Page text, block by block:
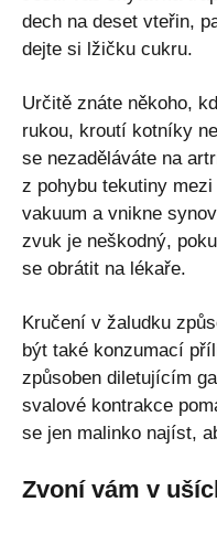
dech na deset vteřin,
dejte si lžičku cukru.
Určitě znáte někoho,
rukou, kroutí kotníky
se nezaděláváte na
z pohybu tekutiny
vakuum a vnikne
zvuk je neškodný,
se obrátit na lékaře.
Kručení v žaludku
být také konzumací
způsoben diletujícím
svalové kontrakce
se jen malinko najíst,
Zvoní vám v